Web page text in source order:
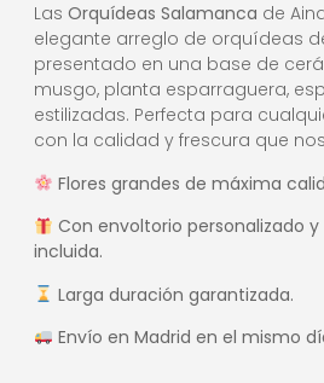
Las Orquídeas Salamanca de
elegante arreglo de orquídeas
presentado en una base de
musgo, planta esparraguera,
estilizadas. Perfecta para
con la calidad y frescura que
Flores grandes de máxima
Con envoltorio personalizado
incluida.
Larga duración garantizada.
Envío en Madrid en el mismo